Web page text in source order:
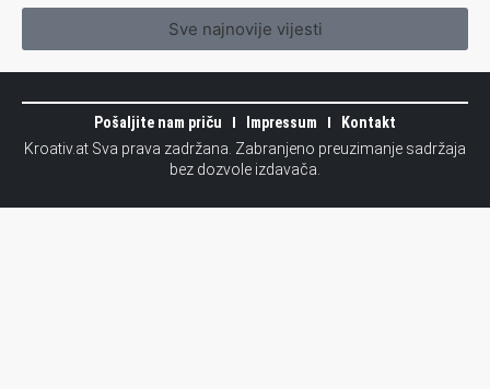
Sve najnovije vijesti
Pošaljite nam priču Impressum
Kontakt
Kroativ.at Sva prava zadržana. Zabranjeno preuzimanje sadržaja
bez dozvole izdavača.